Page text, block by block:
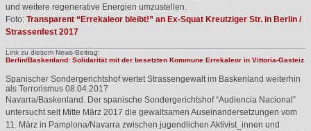
und weitere regenerative Energien umzustellen.
Foto: Transparent “Errekaleor bleibt!” an Ex-Squat Kreutziger Str. in Berlin /
Strassenfest 2017
Link zu diesem News-Beitrag:
Berlin/Baskenland: Solidarität mit der besetzten Kommune Errekaleor in Vittoria-Gasteiz
Spanischer Sondergerichtshof wertet Strassengewalt im Baskenland weiterhin
als Terrorismus 08.04.2017
Navarra/Baskenland. Der spanische Sondergerichtshof “Audiencia Nacional”
untersucht seit Mitte März 2017 die gewaltsamen Auseinandersetzungen vom
11. März in Pamplona/Navarra zwischen jugendlichen Aktivist_innen und